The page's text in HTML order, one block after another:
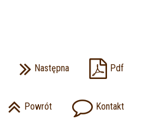
Następna Pdf
Powrót Kontakt